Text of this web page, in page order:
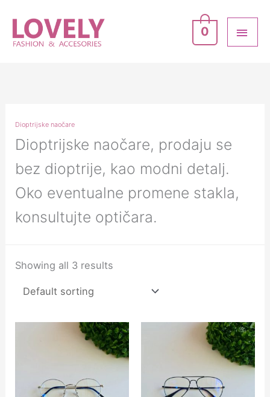
content
0
Dioptrijske naočare
Dioptrijske naočare, prodaju se
bez dioptrije, kao modni detalj.
Oko eventualne promene stakla,
konsultujte optičara.
Showing all 3 results